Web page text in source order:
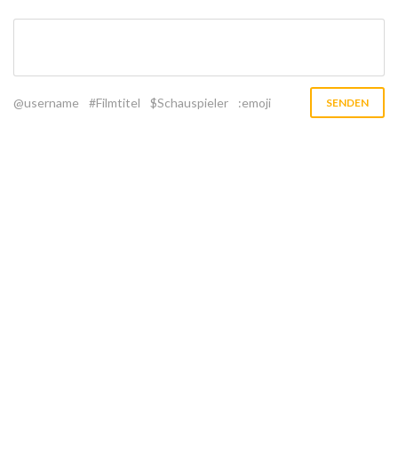
@username #Filmtitel $Schauspieler :emoji